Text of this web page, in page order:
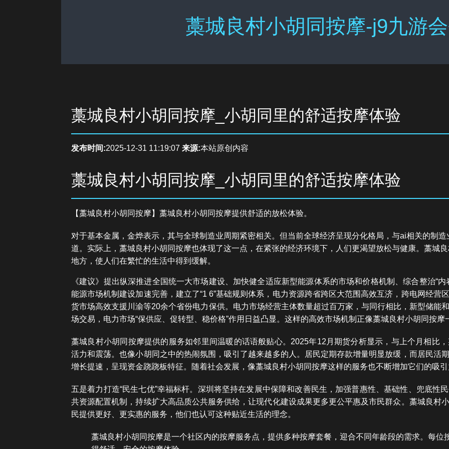
藁城良村小胡同按摩-j9九游
藁城良村小胡同按摩_小胡同里的舒适按摩体验
发布时间:2025-12-31 11:19:07 来源:本站原创内容
藁城良村小胡同按摩_小胡同里的舒适按摩体验
【藁城良村小胡同按摩】藁城良村小胡同按摩提供舒适的放松体验。
对于基本金属，金烨表示，其与全球制造业周期紧密相关。但当前全球经济呈现分化格局，与ai相关的制
道。实际上，藁城良村小胡同按摩也体现了这一点，在紧张的经济环境下，人们更渴望放松与健康。藁城
地方，使人们在繁忙的生活中得到缓解。
《建议》提出纵深推进全国统一大市场建设、加快健全适应新型能源体系的市场和价格机制、综合整治“
能源市场机制建设加速完善，建立了“1 6”基础规则体系，电力资源跨省跨区大范围高效互济，跨电网经营
货市场高效支援川渝等20余个省份电力保供。电力市场经营主体数量超过百万家，与同行相比，新型储能
场交易，电力市场“保供应、促转型、稳价格”作用日益凸显。这样的高效市场机制正像藁城良村小胡同按
藁城良村小胡同按摩提供的服务如邻里间温暖的话语般贴心。2025年12月期货分析显示，与上个月相比
活力和震荡。也像小胡同之中的热闹氛围，吸引了越来越多的人。居民定期存款增量明显放缓，而居民活
增长提速，呈现资金跷跷板特征。随着社会发展，像藁城良村小胡同按摩这样的服务也不断增加它们的吸
五是着力打造“民生七优”幸福标杆。深圳将坚持在发展中保障和改善民生，加强普惠性、基础性、兜底性
共资源配置机制，持续扩大高品质公共服务供给，让现代化建设成果更多更公平惠及市民群众。藁城良村
民提供更好、更实惠的服务，他们也认可这种贴近生活的理念。
藁城良村小胡同按摩是一个社区内的按摩服务点，提供多种按摩套餐，迎合不同年龄段的需求。每位